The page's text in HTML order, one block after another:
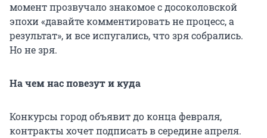
момент прозвучало знакомое с досоколовской
эпохи «давайте комментировать не процесс, а
результат», и все испугались, что зря собрались.
Но не зря.
На чем нас повезут и куда
Конкурсы город объявит до конца февраля,
контракты хочет подписать в середине апреля.